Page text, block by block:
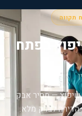
בפתח
שיפוץ — מסיר אבק
הדירה לברק מלא.